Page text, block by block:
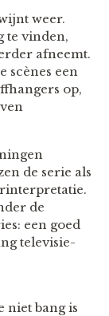
weer.
te vinden,
afneemt.
scènes een
op,
de serie als
de
een goed
televisie-
niet bang is